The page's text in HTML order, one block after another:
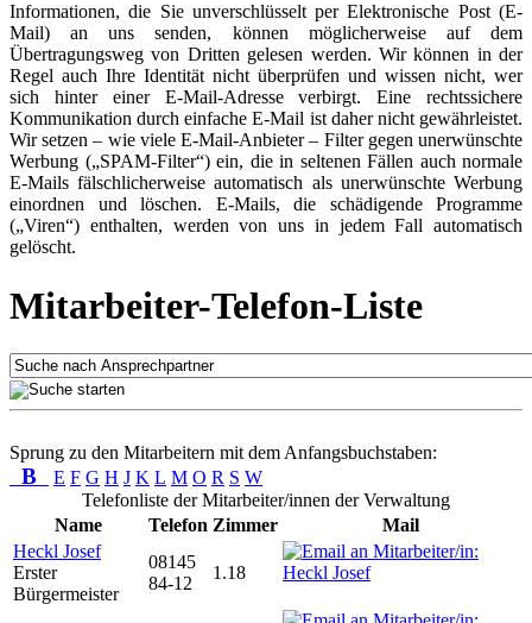
Informationen, die Sie unverschlüsselt per Elektronische Post (E-
Mail) an uns senden, können möglicherweise auf dem
Übertragungsweg von Dritten gelesen werden. Wir können in der
Regel auch Ihre Identität nicht überprüfen und wissen nicht, wer
sich hinter einer E-Mail-Adresse verbirgt. Eine rechtssichere
Kommunikation durch einfache E-Mail ist daher nicht gewährleistet.
Wir setzen – wie viele E-Mail-Anbieter – Filter gegen unerwünschte
Werbung („SPAM-Filter“) ein, die in seltenen Fällen auch normale
E-Mails fälschlicherweise automatisch als unerwünschte Werbung
einordnen und löschen. E-Mails, die schädigende Programme
(„Viren“) enthalten, werden von uns in jedem Fall automatisch
gelöscht.
Mitarbeiter-Telefon-Liste
Sprung zu den Mitarbeitern mit dem Anfangsbuchstaben:
B E F G H J K L M O R S W
Telefonliste der Mitarbeiter/innen der Verwaltung
Name
Telefon Zimmer
Mail
Heckl Josef
Erster
Bürgermeister
08145
84-12
1.18